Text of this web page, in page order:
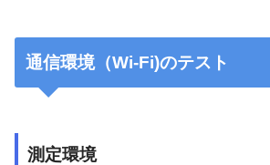
通信環境（Wi-Fi)のテスト
測定環境